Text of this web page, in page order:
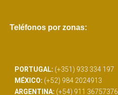
Teléfonos por zonas:
PORTUGAL: (+351) 933 334 197
MÉXICO: (+52) 984 2024913
ARGENTINA: (+54) 911 36757376